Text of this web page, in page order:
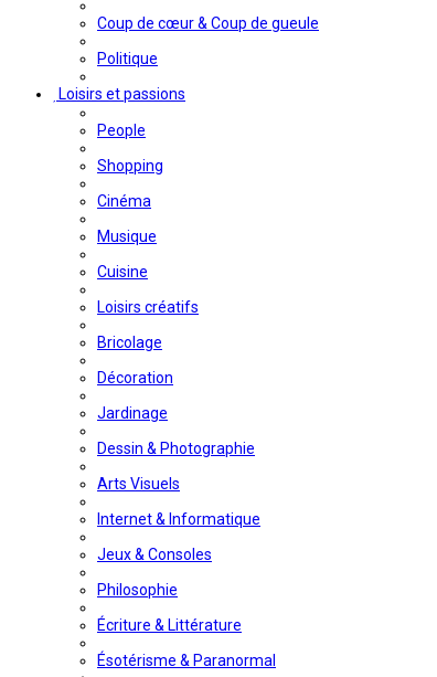
Coup de cœur & Coup de gueule
Politique
Loisirs et passions
People
Shopping
Cinéma
Musique
Cuisine
Loisirs créatifs
Bricolage
Décoration
Jardinage
Dessin & Photographie
Arts Visuels
Internet & Informatique
Jeux & Consoles
Philosophie
Écriture & Littérature
Ésotérisme & Paranormal